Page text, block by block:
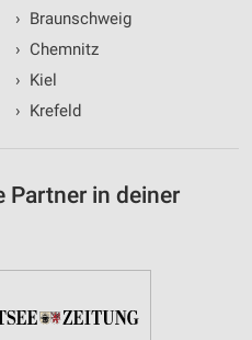
› Braunschweig
› Chemnitz
› Kiel
› Krefeld
Partner in deiner